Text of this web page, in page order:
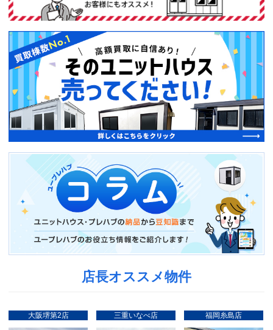
店長オススメ物件
大阪堺第2店 三重いなべ店 福岡糸島店